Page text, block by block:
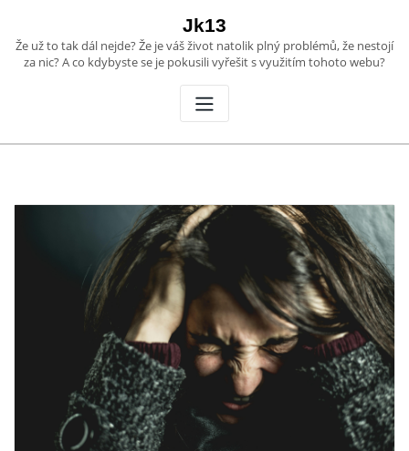
content
Jk13
Že už to tak dál nejde? Že je váš život natolik plný problémů, že nestojí
za nic? A co kdybyste se je pokusili vyřešit s využitím tohoto webu?